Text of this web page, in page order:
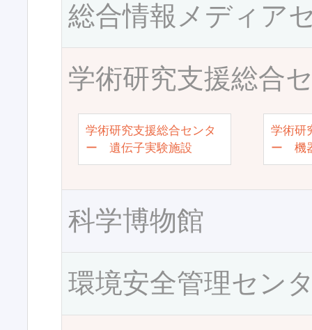
総合情報メディア
学術研究支援総合
学術研究支援総合センタ
ー 遺伝子実験施設
学術研
ー 機
科学博物館
環境安全管理セン